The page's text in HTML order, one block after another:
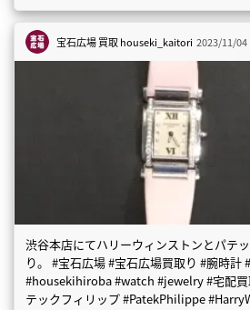
宝石広場 買取houseki_kaitori 2023/11/04
渋谷本店にてハリーウィンストンとパテ
り。 #宝石広場 #宝石広場買取り #腕時計
#housekihiroba #watch #jewelry #宅配買
テックフィリップ #PatekPhilippe